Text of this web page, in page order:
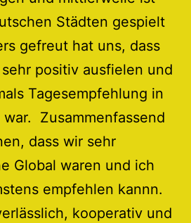
Städten gespielt
gefreut hat uns, dass
positiv ausfielen und
Tagesempfehlung in
Zusammenfassend
dass wir sehr
Global waren und ich
empfehlen kannn.
kooperativ und